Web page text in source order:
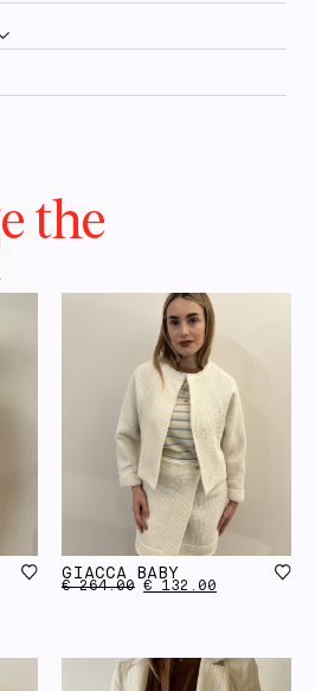
the
GIACCA BABY
€264.00 € 132.00